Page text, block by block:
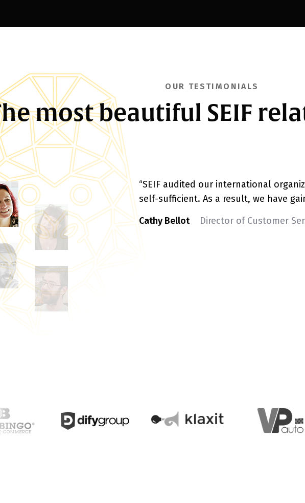
OUR TESTIMONIALS
most beautiful SEIF
“SEIF audited our international
self-sufficient. As a result, we have
Cathy Bellot
Director of Customer